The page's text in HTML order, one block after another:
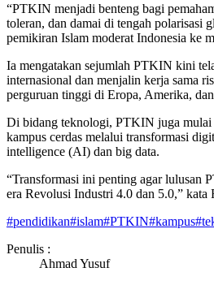
“PTKIN menjadi benteng bagi
toleran, dan damai di tengah polarisasi
pemikiran Islam moderat Indonesia ke
Ia mengatakan sejumlah PTKIN kini
internasional dan menjalin kerja sama
perguruan tinggi di Eropa, Amerika,
Di bidang teknologi, PTKIN juga mulai
kampus cerdas melalui transformasi
intelligence (AI) dan big data.
“Transformasi ini penting agar lulusan
era Revolusi Industri 4.0 dan 5.0,” kata
#pendidikan#islam#PTKIN#kampus#
Penulis :
Ahmad Yusuf